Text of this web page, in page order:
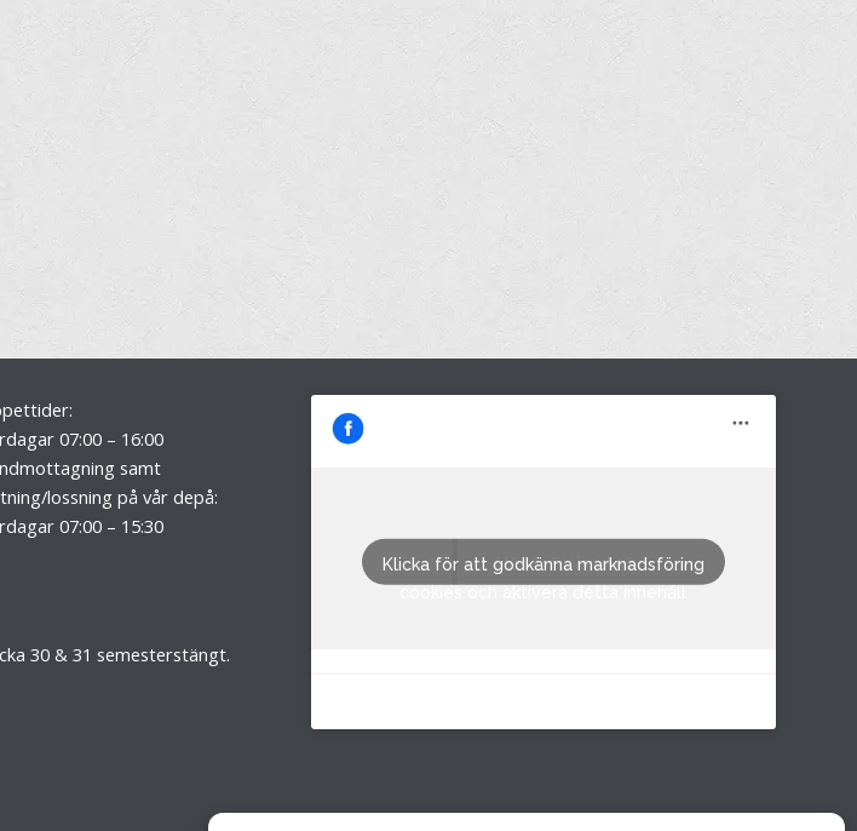
07:00 – 16:00
samt
lossning på vår depå:
07:00 – 15:30
30 & 31 semesterstängt.
M&M i Fröland AB
Klicka för att godkänna marknadsföring
cookies och aktivera detta innehåll